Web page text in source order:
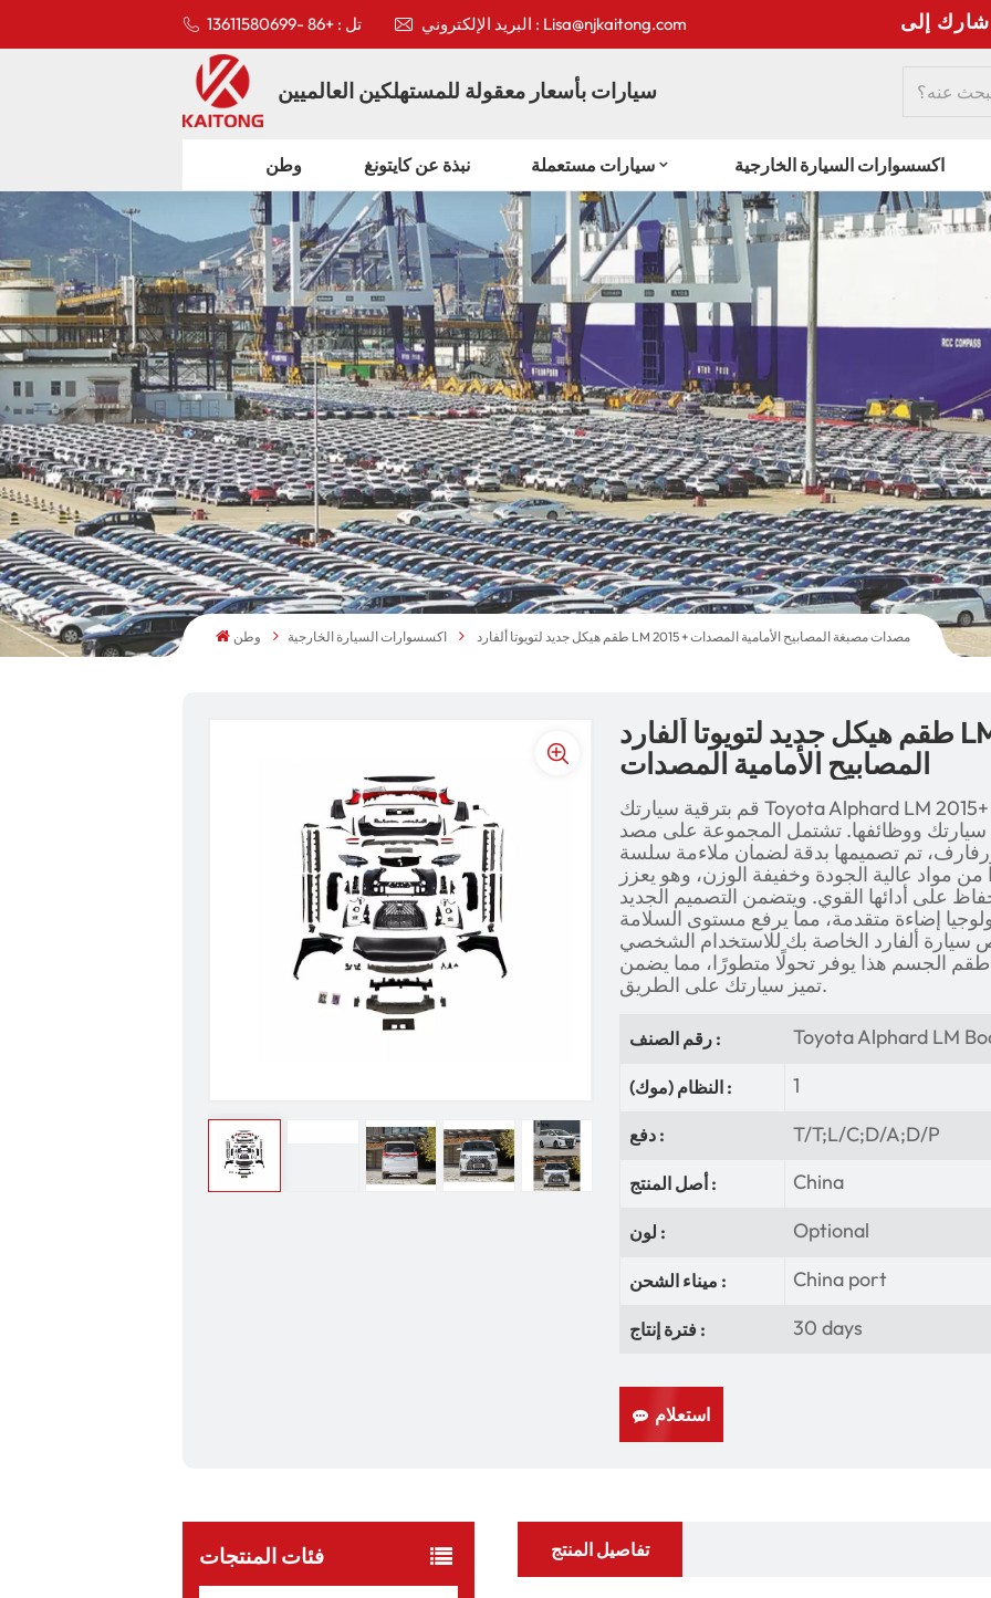
تل : +86 -13611580699 البريد الإلكتروني : Lisa@njkaitong.com
سيارات بأسعار معقولة للمستهلكين العالميين
وطن نبذة عن كايتونغ سيارات مستعملة اكسسوارات السيارة الخارجية
وطن اكسسوارات السيارة الخارجية طقم هيكل جديد لتويوتا ألفارد LM 2015 + مصدات مصبغة المصابيح الأمامية المصدات
طقم هيكل جديد لتويوتا ألفارد LM 2015 + مصدات مصبغة
المصابيح الأمامية المصدات
قم بترقية سيارتك Toyota Alphard LM 2015+ باستخدام طقم الهيكل المتميز هذا،
سيارتك ووظائفها. تشتمل المجموعة على مصد
تم تصميمها بدقة لضمان ملاءمة سلسة
عالية الجودة وخفيفة الوزن، وهو يعزز
على أدائها القوي. ويتضمن التصميم الجديد
إضاءة متقدمة، مما يرفع مستوى السلامة
سيارة ألفارد الخاصة بك للاستخدام الشخصي
طقم الجسم هذا يوفر تحولًا متطورًا، مما يضمن
تميز سيارتك على الطريق.
رقم الصنف : Toyota Alphard LM
النظام (موك) : 1
دفع : T/T;L/C;D/A;D/P
أصل المنتج : China
لون : Optional
ميناء الشحن : China port
فترة إنتاج : 30 days
استعلام
فئات المنتجات تفاصيل المنتج